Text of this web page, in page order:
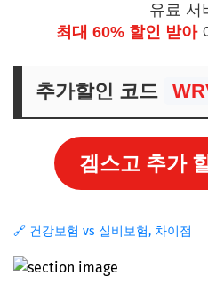
유료 서
최대 60% 할인 받아
추가할인 코드
겜스고 추가
🔗 건강보험 vs 실비보험, 차이점